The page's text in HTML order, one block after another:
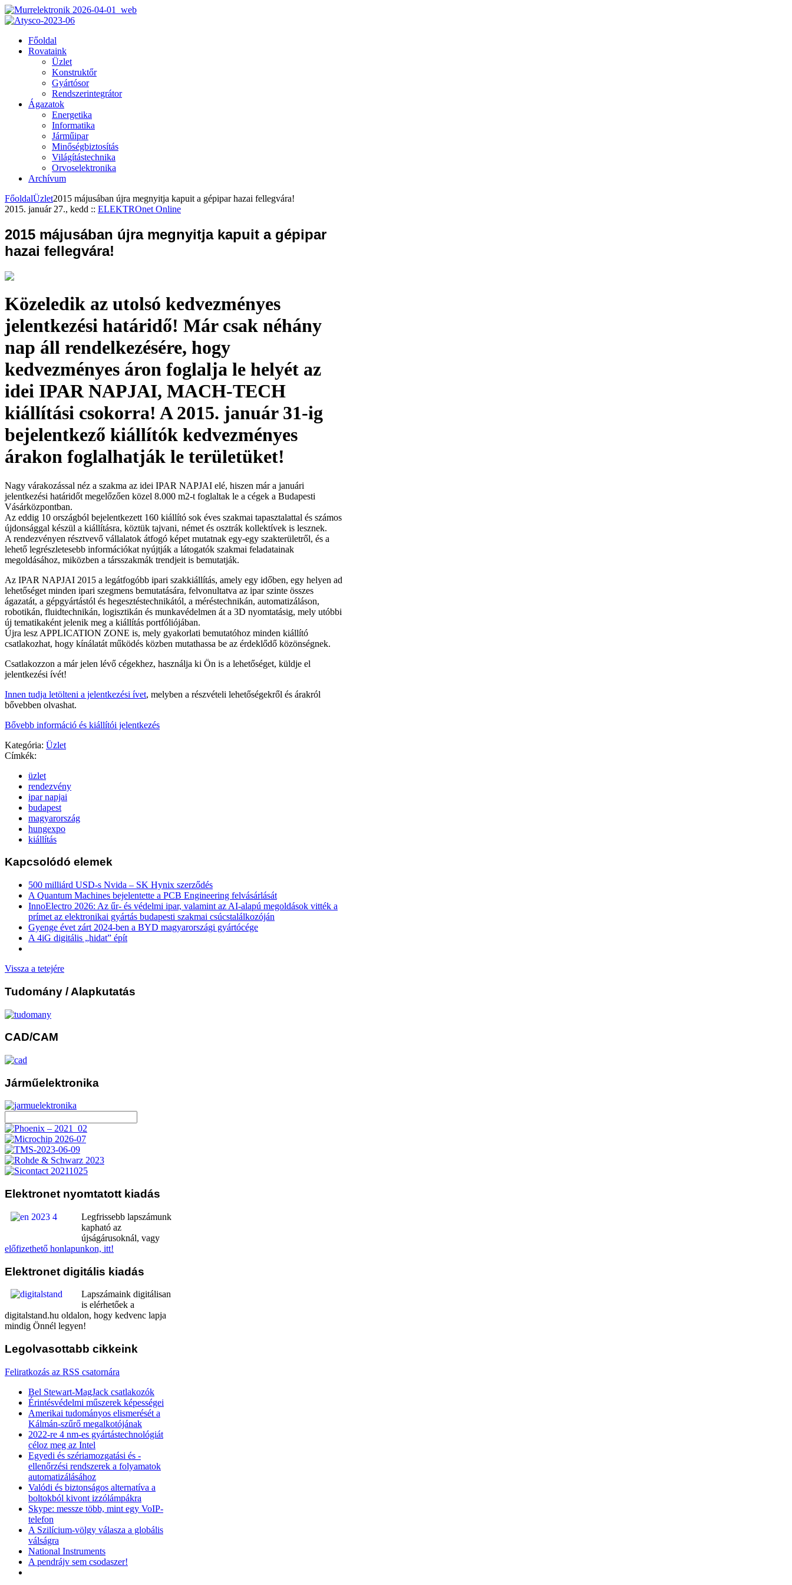
Főoldal
Rovataink
Üzlet
Konstruktőr
Gyártósor
Rendszerintegrátor
Ágazatok
Energetika
Informatika
Járműipar
Minőségbiztosítás
Világítástechnika
Orvoselektronika
Archívum
FőoldalÜzlet2015 májusában újra megnyitja kapuit a gépipar hazai fellegvára!
2015. január 27., kedd :: ELEKTROnet Online
2015 májusában újra megnyitja kapuit a gépipar
hazai fellegvára!
Közeledik az utolsó kedvezményes
jelentkezési határidő! Már csak néhány
nap áll rendelkezésére, hogy
kedvezményes áron foglalja le helyét az
idei IPAR NAPJAI, MACH-TECH
kiállítási csokorra! A 2015. január 31-ig
bejelentkező kiállítók kedvezményes
árakon foglalhatják le területüket!
Nagy várakozással néz a szakma az idei IPAR NAPJAI elé, hiszen már a januári
jelentkezési határidőt megelőzően közel 8.000 m2-t foglaltak le a cégek a Budapesti
Vásárközpontban.
Az eddig 10 országból bejelentkezett 160 kiállító sok éves szakmai tapasztalattal és számos
újdonsággal készül a kiállításra, köztük tajvani, német és osztrák kollektívek is lesznek.
A rendezvényen résztvevő vállalatok átfogó képet mutatnak egy-egy szakterületről, és a
lehető legrészletesebb információkat nyújtják a látogatók szakmai feladatainak
megoldásához, miközben a társszakmák trendjeit is bemutatják.
Az IPAR NAPJAI 2015 a legátfogóbb ipari szakkiállítás, amely egy időben, egy helyen ad
lehetőséget minden ipari szegmens bemutatására, felvonultatva az ipar szinte összes
ágazatát, a gépgyártástól és hegesztéstechnikától, a méréstechnikán, automatizáláson,
robotikán, fluidtechnikán, logisztikán és munkavédelmen át a 3D nyomtatásig, mely utóbbi
új tematikaként jelenik meg a kiállítás portfóliójában.
Újra lesz APPLICATION ZONE is, mely gyakorlati bemutatóhoz minden kiállító
csatlakozhat, hogy kínálatát működés közben mutathassa be az érdeklődő közönségnek.
Csatlakozzon a már jelen lévő cégekhez, használja ki Ön is a lehetőséget, küldje el
jelentkezési ívét!
Innen tudja letölteni a jelentkezési ívet, melyben a részvételi lehetőségekről és árakról
bővebben olvashat.
Bővebb információ és kiállítói jelentkezés
Kategória: Üzlet
Címkék:
üzlet
rendezvény
ipar napjai
budapest
magyarország
hungexpo
kiállítás
Kapcsolódó elemek
500 milliárd USD-s Nvida – SK Hynix szerződés
A Quantum Machines bejelentette a PCB Engineering felvásárlását
InnoElectro 2026: Az űr- és védelmi ipar, valamint az AI-alapú megoldások vitték a
prímet az elektronikai gyártás budapesti szakmai csúcstalálkozóján
Gyenge évet zárt 2024-ben a BYD magyarországi gyártócége
A 4iG digitális „hidat” épít
Vissza a tetejére
Tudomány / Alapkutatás
CAD/CAM
Járműelektronika
Elektronet nyomtatott kiadás
Legfrissebb lapszámunk
kapható az
újságárusoknál, vagy
előfizethető honlapunkon, itt!
Elektronet digitális kiadás
Lapszámaink digitálisan
is elérhetőek a
digitalstand.hu oldalon, hogy kedvenc lapja
mindig Önnél legyen!
Legolvasottabb cikkeink
Feliratkozás az RSS csatornára
Bel Stewart-MagJack csatlakozók
Érintésvédelmi műszerek képességei
Amerikai tudományos elismerését a
Kálmán-szűrő megalkotójának
2022-re 4 nm-es gyártástechnológiát
céloz meg az Intel
Egyedi és szériamozgatási és -
ellenőrzési rendszerek a folyamatok
automatizálásához
Valódi és biztonságos alternatíva a
boltokból kivont izzólámpákra
Skype: messze több, mint egy VoIP-
telefon
A Szilícium-völgy válasza a globális
válságra
National Instruments
A pendrájv sem csodaszer!